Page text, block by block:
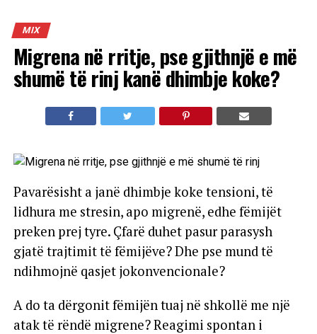
MIX
Migrena në rritje, pse gjithnjë e më
shumë të rinj kanë dhimbje koke?
Pavarësisht a janë dhimbje koke tensioni, të
lidhura me stresin, apo migrenë, edhe fëmijët
preken prej tyre. Çfarë duhet pasur parasysh
gjatë trajtimit të fëmijëve? Dhe pse mund të
ndihmojnë qasjet jokonvencionale?
A do ta dërgonit fëmijën tuaj në shkollë me një
atak të rëndë migrene? Reagimi spontan i